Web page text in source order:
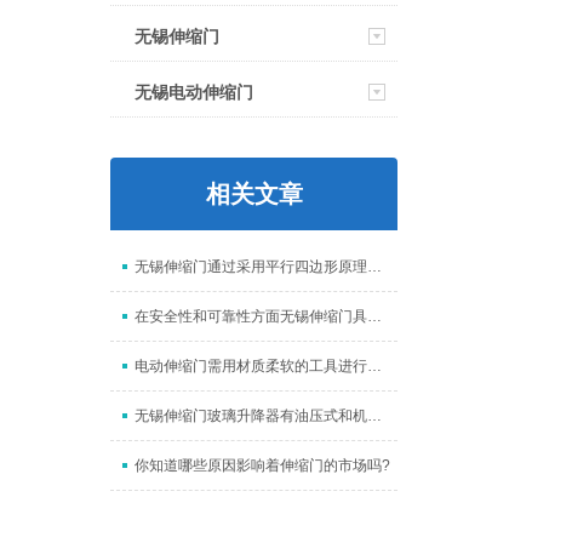
无锡伸缩门
无锡电动伸缩门
相关文章
无锡伸缩门通过采用平行四边形原理铰接进而使伸缩灵活行程扩大
在安全性和可靠性方面无锡伸缩门具有良好的红外感测功能
电动伸缩门需用材质柔软的工具进行清洁工作
无锡伸缩门玻璃升降器有油压式和机械式两种类型
你知道哪些原因影响着伸缩门的市场吗?